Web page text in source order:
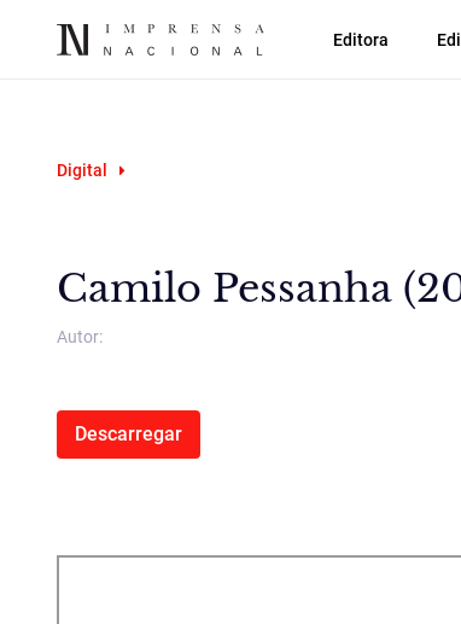
Editora
Digital
Camilo Pessanha
Autor:
Descarregar